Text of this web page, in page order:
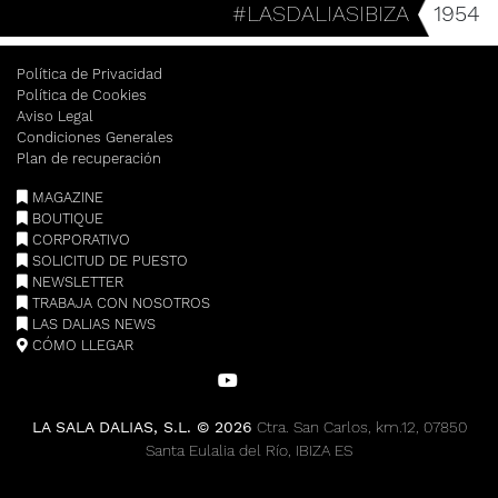
#LASDALIASIBIZA 1954
Política de Privacidad
Política de Cookies
Aviso Legal
Condiciones Generales
Plan de recuperación
MAGAZINE
BOUTIQUE
CORPORATIVO
SOLICITUD DE PUESTO
NEWSLETTER
TRABAJA CON NOSOTROS
LAS DALIAS NEWS
CÓMO LLEGAR
LA SALA DALIAS, S.L. © 2026 Ctra. San Carlos, km.12, 07850
Santa Eulalia del Río, IBIZA ES